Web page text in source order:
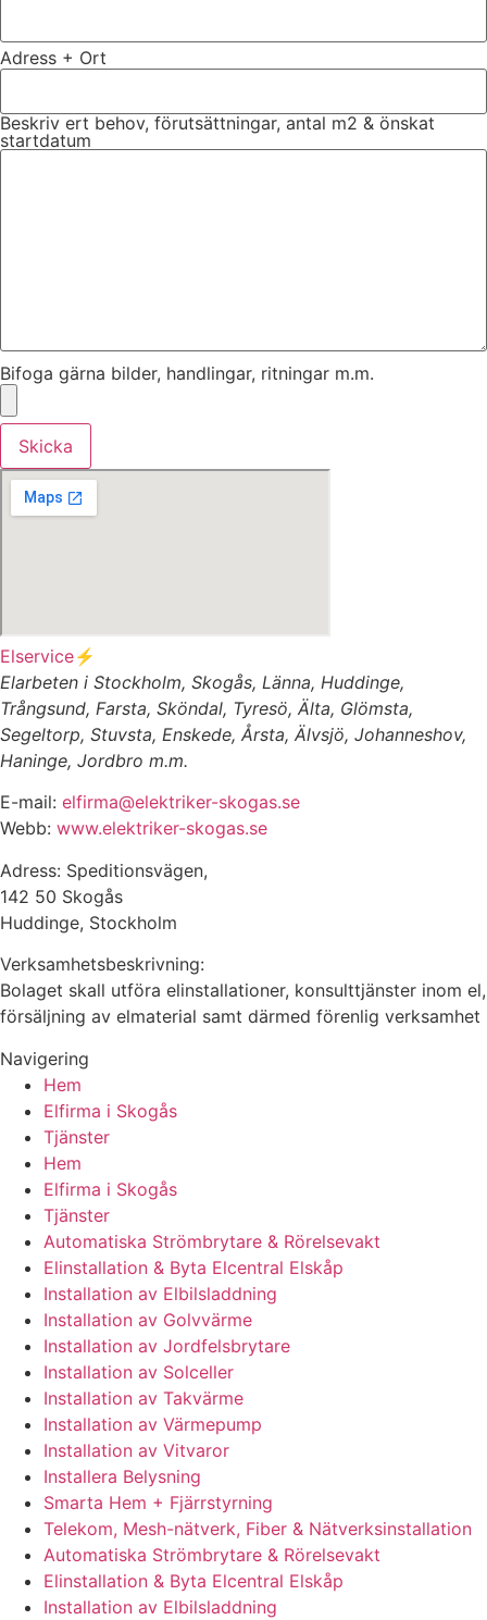
Adress + Ort
Beskriv ert behov, förutsättningar, antal m2 & önskat
startdatum
Bifoga gärna bilder, handlingar, ritningar m.m.
Skicka
Elservice⚡️
Elarbeten i Stockholm, Skogås, Länna, Huddinge,
Trångsund, Farsta, Sköndal, Tyresö, Älta, Glömsta,
Segeltorp, Stuvsta, Enskede, Årsta, Älvsjö, Johanneshov,
Haninge, Jordbro m.m.
E-mail: elfirma@elektriker-skogas.se
Webb: www.elektriker-skogas.se
Adress: Speditionsvägen,
142 50 Skogås
Huddinge, Stockholm
Verksamhetsbeskrivning:
Bolaget skall utföra elinstallationer, konsulttjänster inom el,
försäljning av elmaterial samt därmed förenlig verksamhet
Navigering
Hem
Elfirma i Skogås
Tjänster
Hem
Elfirma i Skogås
Tjänster
Automatiska Strömbrytare & Rörelsevakt
Elinstallation & Byta Elcentral Elskåp
Installation av Elbilsladdning
Installation av Golvvärme
Installation av Jordfelsbrytare
Installation av Solceller
Installation av Takvärme
Installation av Värmepump
Installation av Vitvaror
Installera Belysning
Smarta Hem + Fjärrstyrning
Telekom, Mesh-nätverk, Fiber & Nätverksinstallation
Automatiska Strömbrytare & Rörelsevakt
Elinstallation & Byta Elcentral Elskåp
Installation av Elbilsladdning